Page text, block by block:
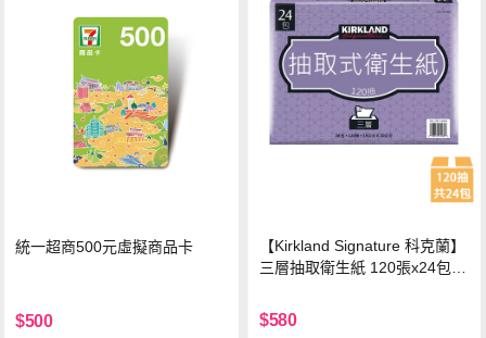
統一超商500元虛擬商品卡
$500
【Kirkland Signature 科克蘭】
三層抽取衛生紙 120張x24包x1
$580